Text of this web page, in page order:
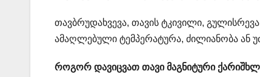
თავბრუდახვევა, თავის ტკივილი,
ამაღლებული ტემპერატურა, ძილიანობა
როგორ დავიცვათ თავი მაგნიტური